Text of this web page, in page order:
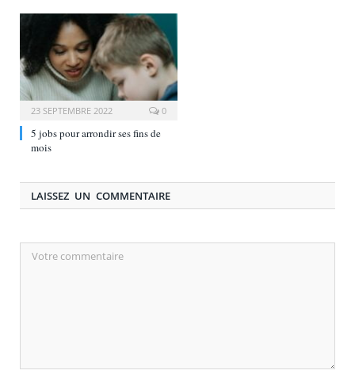
23 SEPTEMBRE 2022 0
5 jobs pour arrondir ses fins de
mois
LAISSEZ UN COMMENTAIRE